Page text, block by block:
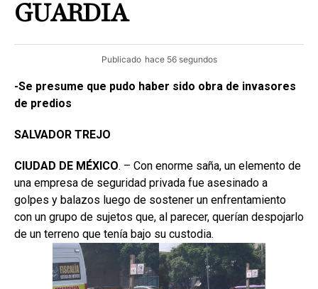
GUARDIA
Publicado hace 56 segundos
-Se presume que pudo haber sido obra de invasores
de predios
SALVADOR TREJO
CIUDAD DE MÉXICO. – Con enorme saña, un elemento de
una empresa de seguridad privada fue asesinado a
golpes y balazos luego de sostener un enfrentamiento
con un grupo de sujetos que, al parecer, querían despojarlo
de un terreno que tenía bajo su custodia.